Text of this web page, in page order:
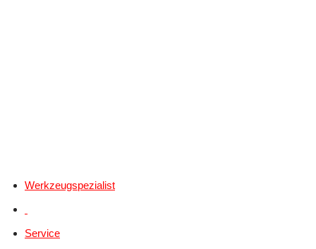
Werkzeugspezialist
Service